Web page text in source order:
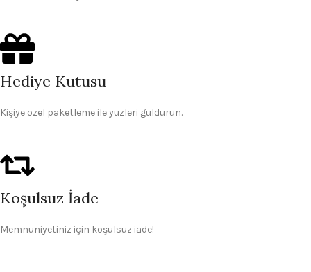
Hediye Kutusu
Kişiye özel paketleme ile yüzleri güldürün.
Koşulsuz İade
Memnuniyetiniz için koşulsuz iade!